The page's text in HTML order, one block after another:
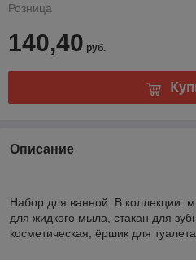
Розница
140,40 руб.
Описание
Набор для ванной. В коллекции:
для жидкого мыла, стакан для
косметическая, ёршик для